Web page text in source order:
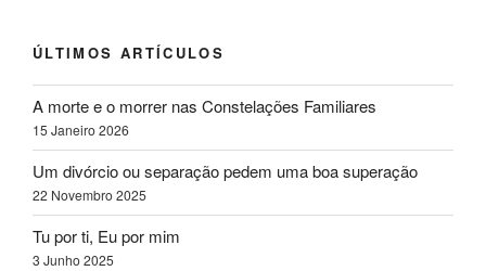
ÚLTIMOS ARTÍCULOS
A morte e o morrer nas Constelações Familiares
15 Janeiro 2026
Um divórcio ou separação pedem uma boa superação
22 Novembro 2025
Tu por ti, Eu por mim
3 Junho 2025